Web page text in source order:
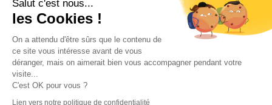
Salut c'est nous...
les Cookies !
On a attendu d'être sûrs que le contenu de
ce site vous intéresse avant de vous
déranger, mais on aimerait bien vous accompagner pendant votre
visite...
C'est OK pour vous ?
Lien vers notre politique de confidentialité
Magasins et Showrooms
Modes de paiement acceptés